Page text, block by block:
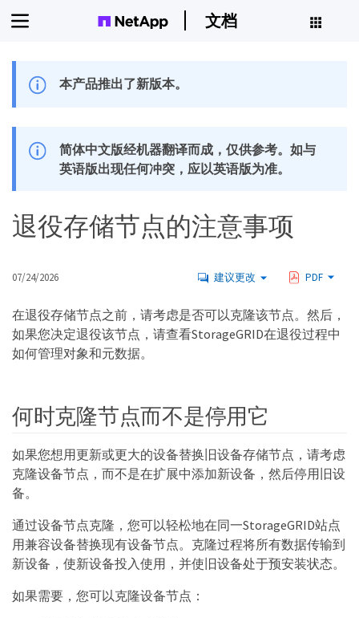
文档
本产品推出了新版本。
简体中文版经机器翻译而成，仅供参考。如与
英语版出现任何冲突，应以英语版为准。
退役存储节点的注意事项
07/24/2026 建议更改 PDF
在退役存储节点之前，请考虑是否可以克隆该节点。然后，
如果您决定退役该节点，请查看StorageGRID在退役过程中
如何管理对象和元数据。
何时克隆节点而不是停用它
如果您想用更新或更大的设备替换旧设备存储节点，请考虑
克隆设备节点，而不是在扩展中添加新设备，然后停用旧设
备。
通过设备节点克隆，您可以轻松地在同一StorageGRID站点
用兼容设备替换现有设备节点。克隆过程将所有数据传输到
新设备，使新设备投入使用，并使旧设备处于预安装状态。
如果需要，您可以克隆设备节点：